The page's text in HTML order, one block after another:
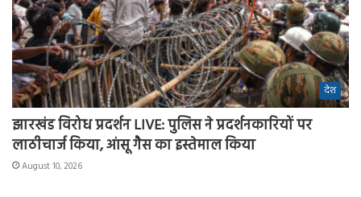
देश
झारखंड विरोध प्रदर्शन LIVE: पुलिस ने प्रदर्शनकारियों पर
लाठीचार्ज किया, आंसू गैस का इस्तेमाल किया
August 10, 2026